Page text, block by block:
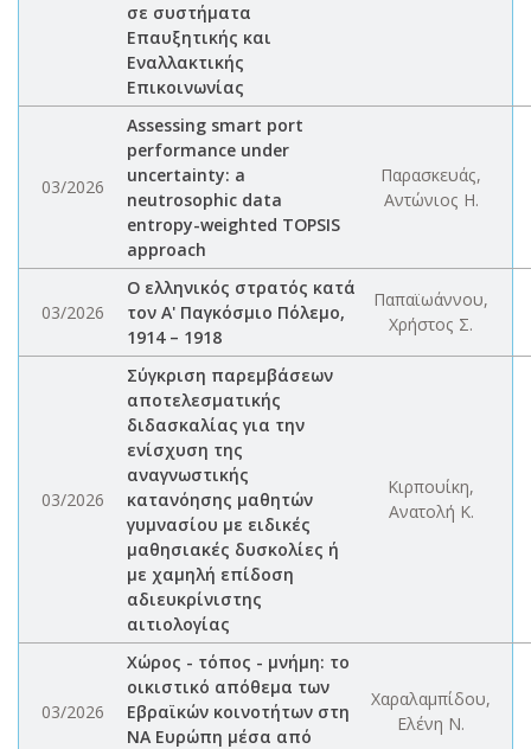
σε συστήματα
Επαυξητικής και
Εναλλακτικής
Επικοινωνίας
03/2026
Assessing smart port
performance under
uncertainty: a
neutrosophic data
entropy-weighted TOPSIS
approach
Παρασκευάς,
Αντώνιος Η.
03/2026
Ο ελληνικός στρατός κατά
τον Α' Παγκόσμιο Πόλεμο,
1914 – 1918
Παπαϊωάννου,
Χρήστος Σ.
03/2026
Σύγκριση παρεμβάσεων
αποτελεσματικής
διδασκαλίας για την
ενίσχυση της
αναγνωστικής
κατανόησης μαθητών
γυμνασίου με ειδικές
μαθησιακές δυσκολίες ή
με χαμηλή επίδοση
αδιευκρίνιστης
αιτιολογίας
Κιρπουίκη,
Ανατολή Κ.
03/2026
Χώρος - τόπος - μνήμη: το
οικιστικό απόθεμα των
Εβραϊκών κοινοτήτων στη
ΝΑ Ευρώπη μέσα από
Χαραλαμπίδου,
Ελένη Ν.